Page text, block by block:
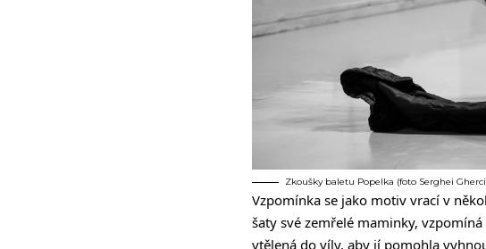
Zkoušky baletu Popelka (foto Serghei
Vzpomínka se jako motiv vrací v
šaty své zemřelé maminky,
vtělená do víly, aby jí pomohla